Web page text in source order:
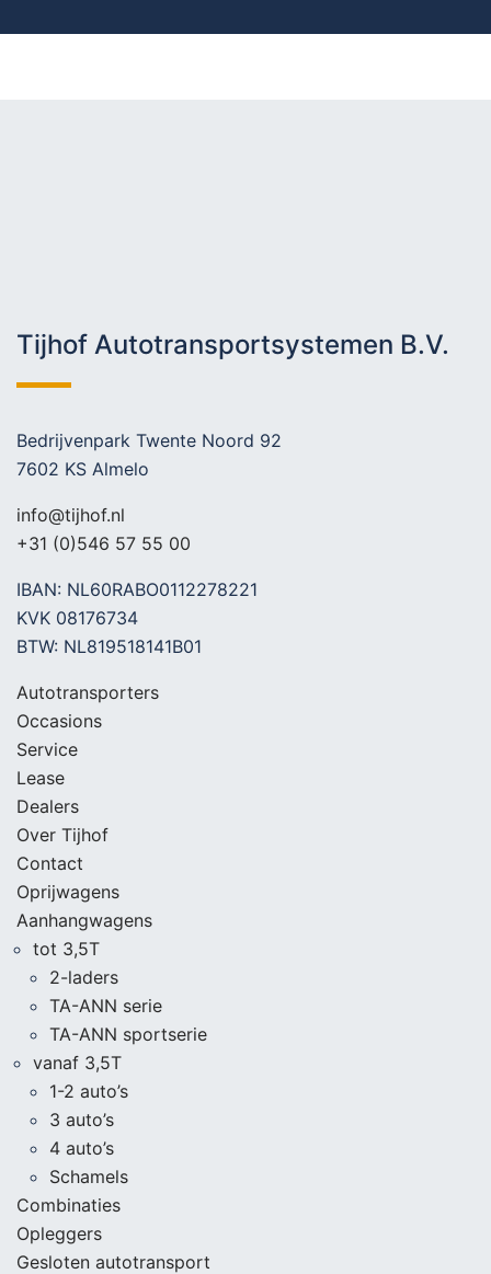
Tijhof Autotransportsystemen B.V.
Bedrijvenpark Twente Noord 92
7602 KS Almelo
info@tijhof.nl
+31 (0)546 57 55 00
IBAN: NL60RABO0112278221
KVK 08176734
BTW: NL819518141B01
Autotransporters
Occasions
Service
Lease
Dealers
Over Tijhof
Contact
Oprijwagens
Aanhangwagens
tot 3,5T
2-laders
TA-ANN serie
TA-ANN sportserie
vanaf 3,5T
1-2 auto’s
3 auto’s
4 auto’s
Schamels
Combinaties
Opleggers
Gesloten autotransport